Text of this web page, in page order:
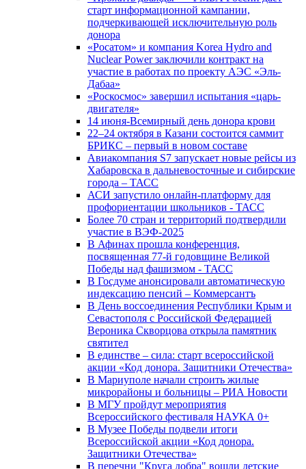
старт информационной кампании,
подчеркивающей исключительную роль
донора
«Росатом» и компания Korea Hydro and
Nuclear Power заключили контракт на
участие в работах по проекту АЭС «Эль-
Дабаа»
«Роскосмос» завершил испытания «царь-
двигателя»
14 июня-Всемирный день донора крови
22–24 октября в Казани состоится саммит
БРИКС – первый в новом составе
Авиакомпания S7 запускает новые рейсы из
Хабаровска в дальневосточные и сибирские
города – ТАСС
АСИ запустило онлайн-платформу для
профориентации школьников - ТАСС
Более 70 стран и территорий подтвердили
участие в ВЭФ-2025
В Афинах прошла конференция,
посвященная 77-й годовщине Великой
Победы над фашизмом - ТАСС
В Госдуме анонсировали автоматическую
индексацию пенсий – Коммерсантъ
В День воссоединения Республики Крым и
Севастополя с Российской Федерацией
Вероника Скворцова открыла памятник
святител
В единстве – сила: старт всероссийской
акции «Код донора. Защитники Отечества»
В Мариуполе начали строить жилые
микрорайоны и больницы – РИА Новости
В МГУ пройдут мероприятия
Всероссийского фестиваля НАУКА 0+
В Музее Победы подвели итоги
Всероссийской акции «Код донора.
Защитники Отечества»
В перечни "Круга добра" вошли детские